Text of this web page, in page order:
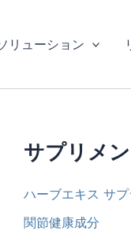
リューション
サプリメ
ハーブエキス サ
関節健康成分